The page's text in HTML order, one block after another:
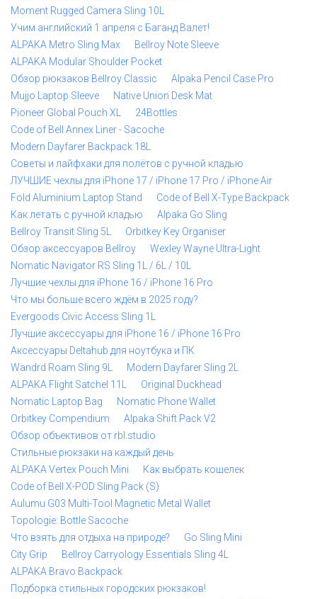
Moment Rugged Camera Sling 10L
Учим английский 1 апреля с Баганд Валет!
ALPAKA Metro Sling Max
Bellroy Note Sleeve
ALPAKA Modular Shoulder Pocket
Обзор рюкзаков Bellroy Classic
Alpaka Pencil Case Pro
Mujjo Laptop Sleeve
Native Union Desk Mat
Pioneer Global Pouch XL
24Bottles
Code of Bell Annex Liner - Sacoche
Modern Dayfarer Backpack 18L
Советы и лайфхаки для полётов с ручной кладью
ЛУЧШИЕ чехлы для iPhone 17 / iPhone 17 Pro / iPhone Air
Fold Aluminium Laptop Stand
Code of Bell X-Type Backpack
Как летать с ручной кладью
Alpaka Go Sling
Bellroy Transit Sling 5L
Orbitkey Key Organiser
Обзор аксессуаров Bellroy
Wexley Wayne Ultra-Light
Nomatic Navigator RS Sling 1L / 6L / 10L
Лучшие чехлы для iPhone 16 / iPhone 16 Pro
Что мы больше всего ждём в 2025 году?
Evergoods Civic Access Sling 1L
Лучшие аксессуары для iPhone 16 / iPhone 16 Pro
Аксессуары Deltahub для ноутбука и ПК
Wandrd Roam Sling 9L
Modern Dayfarer Sling 2L
ALPAKA Flight Satchel 11L
Original Duckhead
Nomatic Laptop Bag
Nomatic Phone Wallet
Orbitkey Compendium
Alpaka Shift Pack V2
Обзор объективов от rbl.studio
Стильные рюкзаки на каждый день
ALPAKA Vertex Pouch Mini
Как выбрать кошелек
Code of Bell X-POD Sling Pack (S)
Aulumu G03 Multi-Tool Magnetic Metal Wallet
Topologie: Bottle Sacoche
Что взять для отдыха на природе?
Go Sling Mini
City Grip
Bellroy Carryology Essentials Sling 4L
ALPAKA Bravo Backpack
Подборка стильных городских рюкзаков!